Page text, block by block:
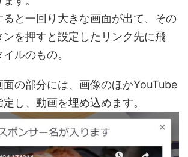
と一回り大きな画面が出て、その
ンを押すと設定したリンク先に飛
ルのもの。
の部分には、画像のほかYouTube
し、動画を埋め込めます。